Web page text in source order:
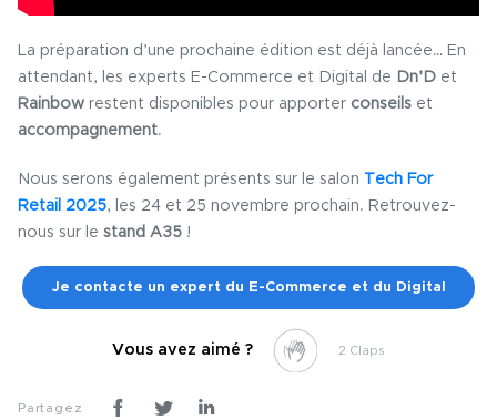
La préparation d’une prochaine édition est déjà lancée… En
attendant, les experts E-Commerce et Digital de Dn’D et
Rainbow restent disponibles pour apporter conseils et
accompagnement.
Nous serons également présents sur le salon
Tech For
Retail 2025, les 24 et 25 novembre prochain. Retrouvez-
nous sur le stand A35 !
Je contacte un expert du E-Commerce et du Digital
Vous avez aimé ? 2
Partagez